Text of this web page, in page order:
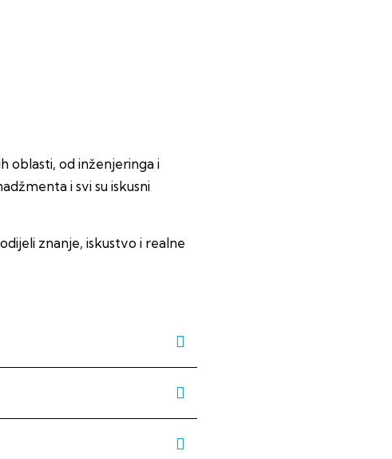
oblasti, od inženjeringa i
i svi su iskusni
znanje, iskustvo i realne